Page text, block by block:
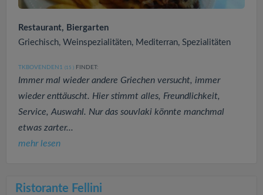
Restaurant, Biergarten
Griechisch, Weinspezialitäten, Mediterran, Spezialitäten
TKBOVENDEN1 (15 ) FINDET:
Immer mal wieder andere Griechen versucht, immer
wieder enttäuscht. Hier stimmt alles, Freundlichkeit,
Service, Auswahl. Nur das souvlaki könnte manchmal
etwas zarter...
mehr lesen
Ristorante Fellini